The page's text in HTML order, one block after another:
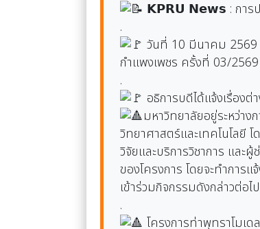
𝗞𝗣𝗥𝗨 𝗡𝗲𝘄𝘀 : การปร
.
วันที่ 10 มีนาคม 2569
กำแพงเพชร ครั้งที่ 03/
.
อธิการบดีได้แจ้งเรื่อง
มหาวิทยาลัยอยู่ระหว่า
วิทยาศาสตร์และเทคโนโลยี
วิจัยและบริการวิชาการ แล
ของโครงการ โดยจะทำการ
เข้าร่วมกิจกรรมดังกล่าวต่อไป
.
โครงการท่าพุทราโมเ